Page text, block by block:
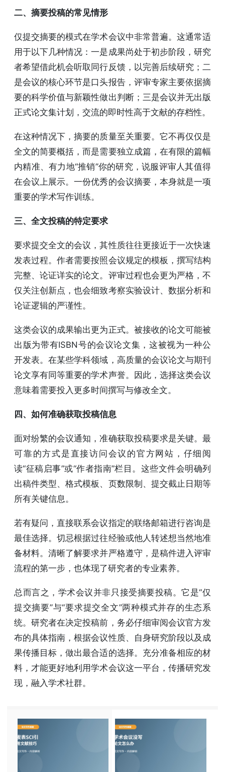
二、摘要投稿的常见情形
仅提交摘要的模式在学术会议中非常普遍。这通常适
用于以下几种情况：一是成果尚处于初步阶段，研究
者希望借此机会听取同行反馈，以完善后续研究；二
是会议的核心环节是口头报告，评审专家主要依据摘
要的科学价值与新颖性做出判断；三是会议并无出版
正式论文集计划，交流的即时性高于文献的存档性。
在这种情况下，摘要的质量至关重要。它不再仅仅是
全文的简要概括，而是需要独立成篇，在有限的篇幅
内精准、有力地“推销”你的研究，说服评审人其值得
在会议上展示。一份优秀的会议摘要，本身就是一项
重要的学术写作训练。
三、全文投稿的特定要求
要求提交全文的会议，其性质往往更接近于一次快速
发表过程。作者需要按照会议规定的模板，撰写结构
完整、论证详实的论文。评审过程也会更为严格，不
仅关注创新点，也会细致考察实验设计、数据分析和
论证逻辑的严谨性。
这类会议的成果输出更为正式。被接收的论文可能被
出版为带有ISBN号的会议论文集，这被视为一种公
开发表。在某些学科领域，高质量的会议论文与期刊
论文享有同等重要的学术声誉。因此，选择这类会议
意味着需要投入更多时间撰写与修改全文。
四、如何准确获取投稿信息
面对纷繁的会议通知，准确获取投稿要求是关键。最
可靠的方式是直接访问会议的官方网站，仔细阅
读“征稿启事”或“作者指南”栏目。这些文件会明确列
出稿件类型、格式模板、页数限制、提交截止日期等
所有关键信息。
若有疑问，直接联系会议指定的联络邮箱进行咨询是
最佳选择。切忌根据过往经验或他人转述想当然地准
备材料。清晰了解要求并严格遵守，是稿件进入评审
流程的第一步，也体现了研究者的专业素养。
总而言之，学术会议并非只接受摘要投稿。它是“仅
提交摘要”与“要求提交全文”两种模式并存的生态系
统。研究者在决定投稿前，务必仔细审阅会议官方发
布的具体指南，根据会议性质、自身研究阶段以及成
果传播目标，做出最合适的选择。充分准备相应的材
料，才能更好地利用学术会议这一平台，传播研究发
现，融入学术社群。